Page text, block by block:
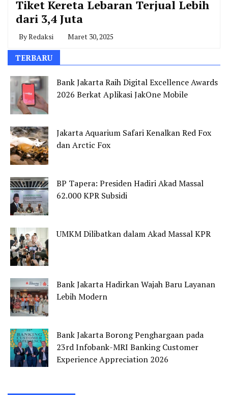
Tiket Kereta Lebaran Terjual Lebih
dari 3,4 Juta
ByRedaksi Maret 30, 2025
TERBARU
Bank Jakarta Raih Digital Excellence Awards
2026 Berkat Aplikasi JakOne Mobile
Jakarta Aquarium Safari Kenalkan Red Fox
dan Arctic Fox
BP Tapera: Presiden Hadiri Akad Massal
62.000 KPR Subsidi
UMKM Dilibatkan dalam Akad Massal KPR
Bank Jakarta Hadirkan Wajah Baru Layanan
Lebih Modern
Bank Jakarta Borong Penghargaan pada
23rd Infobank-MRI Banking Customer
Experience Appreciation 2026